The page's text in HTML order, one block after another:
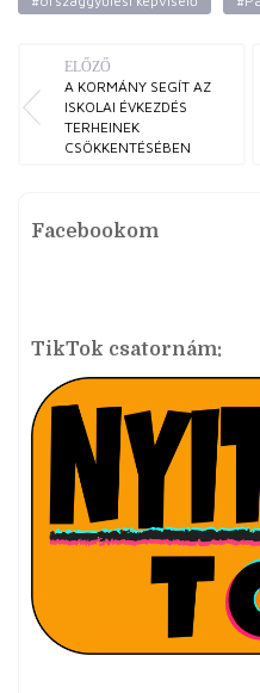
ELŐZŐ
A KORMÁNY SEGÍT AZ
ISKOLAI ÉVKEZDÉS
TERHEINEK
CSÖKKENTÉSÉBEN
Facebookom
TikTok csatornám: